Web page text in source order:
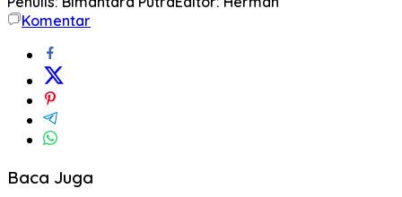
Komentar
Baca Juga